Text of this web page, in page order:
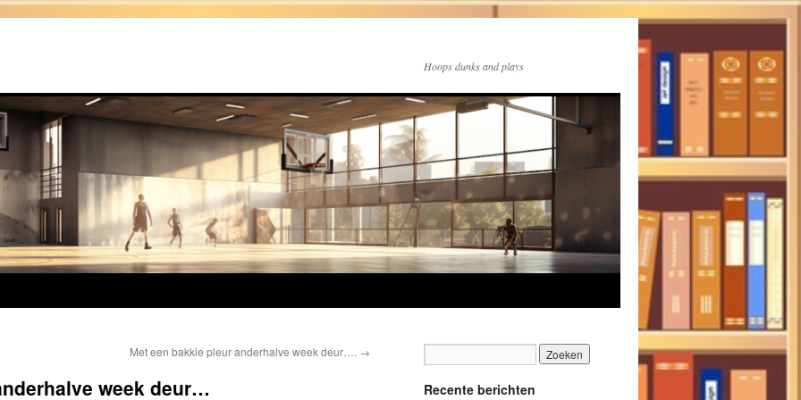
Hoops dunks and plays
Met een bakkie pleur anderhalve week deur…. →
week deur… Recente berichten